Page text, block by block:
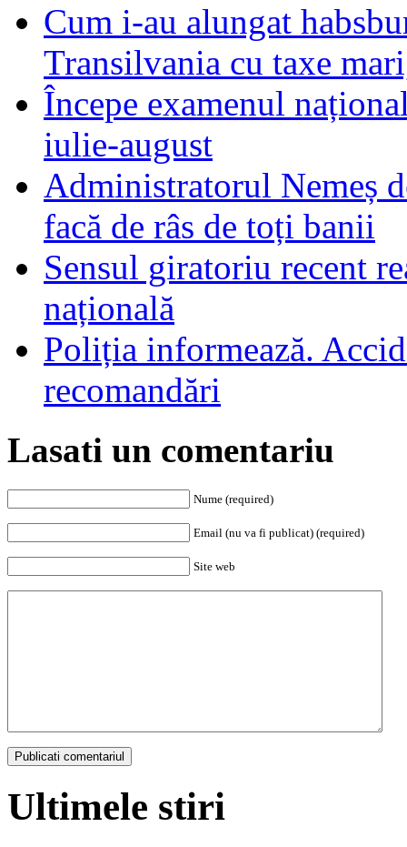
Cum i-au alungat
Transilvania cu taxe
Începe examenul
iulie-august
Administratorul Nemeș
facă de râs de toți banii
Sensul giratoriu recent
națională
Poliția informează.
recomandări
Lasati un comentariu
Nume (required)
Email (nu va fi publicat) (required)
Site web
Ultimele stiri